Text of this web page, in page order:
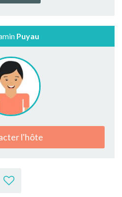
Puyau
l'hôte